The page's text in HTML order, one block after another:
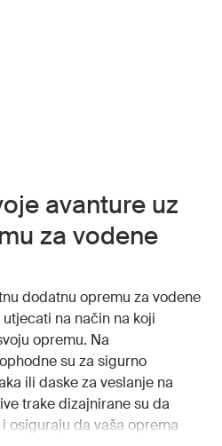
avanture uz
za vodene
dodatnu opremu za vodene
na način na koji
opremu. Na
su za sigurno
ili daske za veslanje na
trake dizajnirane su da
osiguraju da vaša oprema